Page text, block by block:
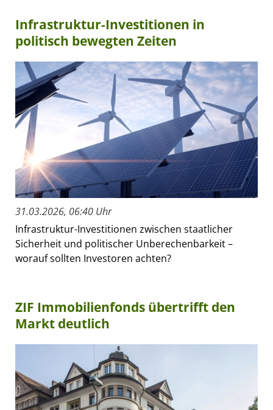
Infrastruktur-Investitionen in
politisch bewegten Zeiten
31.03.2026, 06:40 Uhr
Infrastruktur-Investitionen zwischen staatlicher
Sicherheit und politischer Unberechenbarkeit –
worauf sollten Investoren achten?
ZIF Immobilienfonds übertrifft den
Markt deutlich